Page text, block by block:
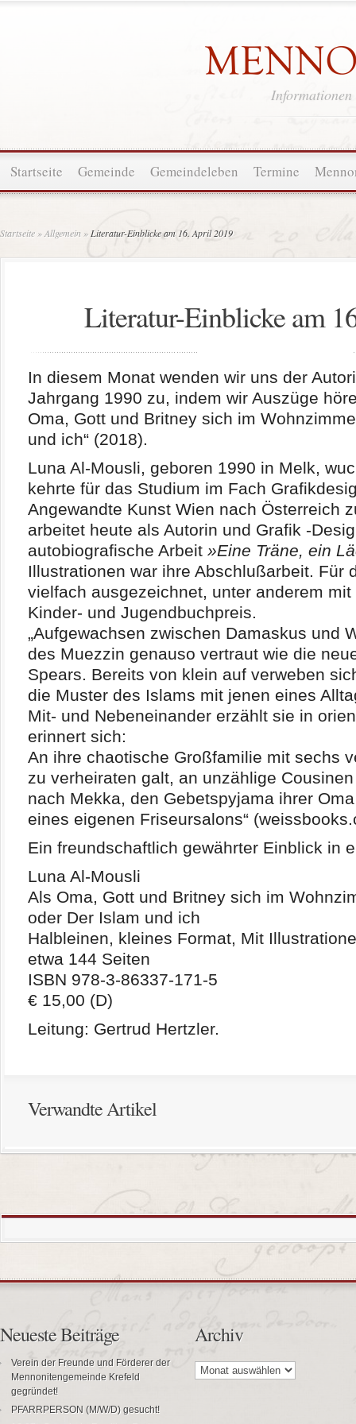
Startseite Gemeinde Gemeindeleben Termine
Startseite »Allgemein » Literatur-Einblicke am 16. April 2019
Literatur-Einblicke am
In diesem Monat wenden wir uns der
Jahrgang 1990 zu, indem wir Auszüge
Oma, Gott und Britney sich im
und ich“ (2018).
Luna Al-Mousli, geboren 1990 in Melk,
kehrte für das Studium im Fach
Angewandte Kunst Wien nach Österreich
arbeitet heute als Autorin und Grafik -
autobiografische Arbeit »Eine Träne, ein
Illustrationen war ihre Abschlußarbeit. Für
vielfach ausgezeichnet, unter anderem
Kinder- und Jugendbuchpreis.
„Aufgewachsen zwischen Damaskus und
des Muezzin genauso vertraut wie die
Spears. Bereits von klein auf verweben
die Muster des Islams mit jenen eines
Mit- und Nebeneinander erzählt sie in
erinnert sich:
An ihre chaotische Großfamilie mit sechs
zu verheiraten galt, an unzählige
nach Mekka, den Gebetspyjama ihrer
eines eigenen Friseursalons“
Ein freundschaftlich gewährter Einblick in
Luna Al-Mousli
Als Oma, Gott und Britney sich im
oder Der Islam und ich
Halbleinen, kleines Format, Mit
etwa 144 Seiten
ISBN 978-3-86337-171-5
€ 15,00 (D)
Leitung: Gertrud Hertzler.
Verwandte Artikel
Neueste Beiträge
Verein der Freunde und Förderer der
Mennonitengemeinde Krefeld
gegründet!
PFARRPERSON (M/W/D) gesucht!
Archiv
Archiv